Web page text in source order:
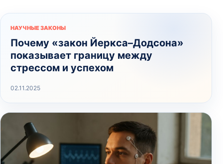
НАУЧНЫЕ ЗАКОНЫ
Почему «закон Йеркса–Додсона»
показывает границу между
стрессом и успехом
02.11.2025